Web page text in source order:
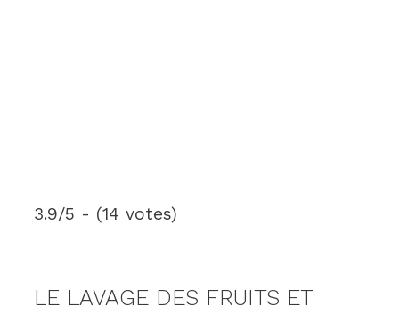
3.9/5 - (14 votes)
LE LAVAGE DES FRUITS ET